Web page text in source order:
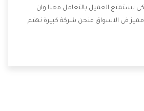
يستمتع العميل بالتعامل معنا وان
فى الاسواق فنحن شركة كبيرة نهتم
منها خدمة الصيانة التى تكون من أهم